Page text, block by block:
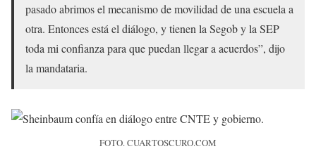
pasado abrimos el mecanismo de movilidad de una escuela a
otra. Entonces está el diálogo, y tienen la Segob y la SEP
toda mi confianza para que puedan llegar a acuerdos”, dijo
la mandataria.
FOTO. CUARTOSCURO.COM